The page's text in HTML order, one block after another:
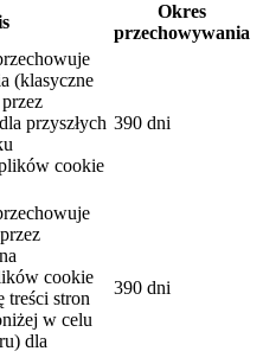
Okres
przechowywania
(klasyczne
przyszłych
cookie
390 dni
cookie
treści stron
w celu
dla
390 dni